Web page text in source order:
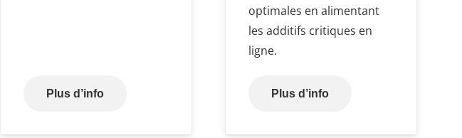
Plus d’info
optimales en alimentant
les additifs critiques en
ligne.
Plus d’info